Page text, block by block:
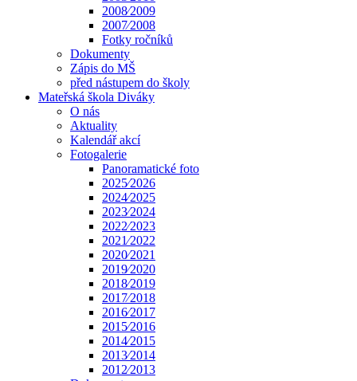
2008⁄2009
2007⁄2008
Fotky ročníků
Dokumenty
Zápis do MŠ
před nástupem do školy
Mateřská škola Diváky
O nás
Aktuality
Kalendář akcí
Fotogalerie
Panoramatické foto
2025⁄2026
2024⁄2025
2023⁄2024
2022⁄2023
2021⁄2022
2020⁄2021
2019⁄2020
2018⁄2019
2017⁄2018
2016⁄2017
2015⁄2016
2014⁄2015
2013⁄2014
2012⁄2013